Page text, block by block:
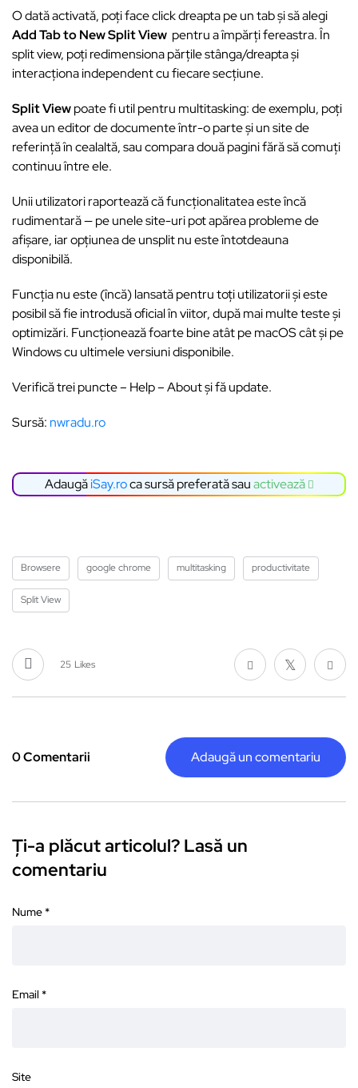
O dată activată, poți face click dreapta pe un tab și să alegi
Add Tab to New Split View pentru a împărți fereastra. În
split view, poți redimensiona părțile stânga/dreapta și
interacționa independent cu fiecare secțiune.
Split Viewpoate fi util pentru multitasking: de exemplu, poți
avea un editor de documente într-o parte și un site de
referință în cealaltă, sau compara două pagini fără să comuți
continuu între ele.
Unii utilizatori raportează că funcționalitatea este încă
rudimentară — pe unele site-uri pot apărea probleme de
afișare, iar opțiunea de unsplit nu este întotdeauna
disponibilă.
Funcția nu este (încă) lansată pentru toți utilizatorii și este
posibil să fie introdusă oficial în viitor, după mai multe teste și
optimizări. Funcționează foarte bine atât pe macOS cât și pe
Windows cu ultimele versiuni disponibile.
Verifică trei puncte – Help – About și fă update.
Sursă: nwradu.ro
AdaugăiSay.roca sursă preferată sauactivează
Browsere google chrome multitasking productivitate
Split View
25 Likes
0 Comentarii Adaugă un comentariu
Ți-a plăcut articolul? Lasă un
comentariu
Nume *
Email *
Site